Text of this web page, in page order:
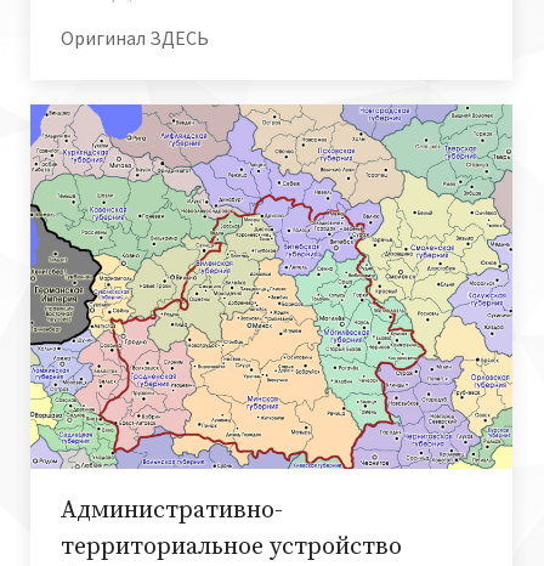
Оригинал ЗДЕСЬ
Административно-
территориальное устройство